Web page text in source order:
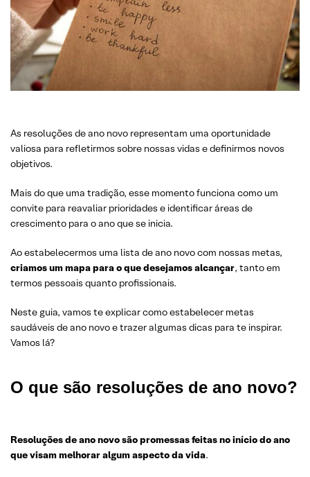
As resoluções de ano novo representam uma oportunidade
valiosa para refletirmos sobre nossas vidas e definirmos novos
objetivos.
Mais do que uma tradição, esse momento funciona como um
convite para reavaliar prioridades e identificar áreas de
crescimento para o ano que se inicia.
Ao estabelecermos uma lista de ano novo com nossas metas,
criamos um mapa para o que desejamos alcançar, tanto em
termos pessoais quanto profissionais.
Neste guia, vamos te explicar como estabelecer metas
saudáveis de ano novo e trazer algumas dicas para te inspirar.
Vamos lá?
O que são resoluções de ano novo?
Resoluções de ano novo são promessas feitas no início do ano
que visam melhorar algum aspecto da vida.